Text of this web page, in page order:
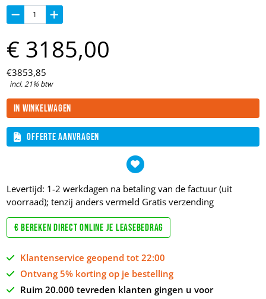
€3853,85
incl. 21% btw
€ 3185,00
In winkelwagen
Offerte aanvragen
Levertijd: 1-2 werkdagen na betaling van de factuur (uit
voorraad); tenzij anders vermeld Gratis verzending
€ Bereken direct online je leasebedrag
Klantenservice geopend tot 22:00
Ontvang 5% korting op je bestelling
Ruim 20.000 tevreden klanten gingen u voor